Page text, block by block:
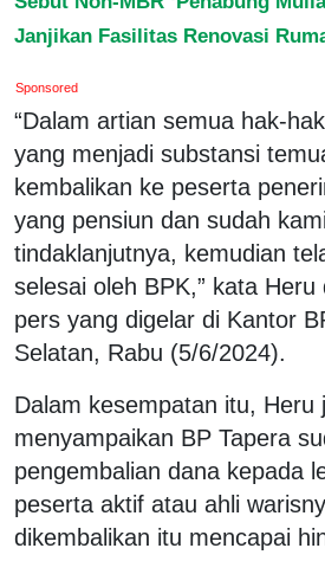
Janjikan Fasilitas Renovasi
Sponsored
“Dalam artian semua hak-
yang menjadi substansi
kembalikan ke peserta
yang pensiun dan sudah
tindaklanjutnya, kemudian
selesai oleh BPK,” kata
pers yang digelar di Kantor
Selatan, Rabu (5/6/2024).
Dalam kesempatan itu, Heru
menyampaikan BP Tapera
pengembalian dana kepada
peserta aktif atau ahli
dikembalikan itu mencapai